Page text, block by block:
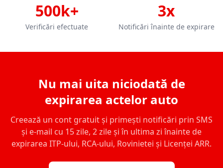
500k+
Verificări efectuate
3x
Notificări înainte de expirare
Nu mai uita niciodată de
expirarea actelor auto
Creează un cont gratuit și primești notificări prin SMS
și e-mail cu 15 zile, 2 zile și în ultima zi înainte de
expirarea ITP-ului, RCA-ului, Rovinietei și Licenței ARR.